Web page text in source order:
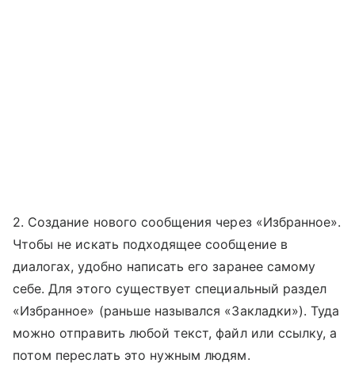
2. Создание нового сообщения через «Избранное».
Чтобы не искать подходящее сообщение в
диалогах, удобно написать его заранее самому
себе. Для этого существует специальный раздел
«Избранное» (раньше назывался «Закладки»). Туда
можно отправить любой текст, файл или ссылку, а
потом переслать это нужным людям.